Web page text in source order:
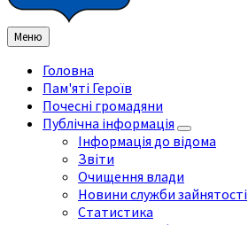
Меню
Головна
Пам'яті Героїв
Почесні громадяни
Публічна інформація
Інформація до відома
Звіти
Очищення влади
Новини служби зайнятості
Статистика